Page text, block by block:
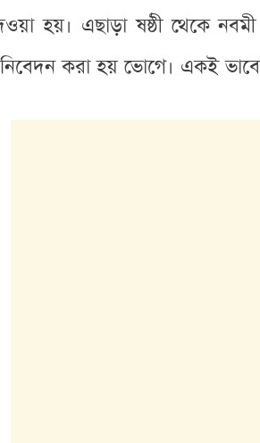
হয়। এছাড়া ষষ্ঠী থেকে
করা হয় ভোগে। একই